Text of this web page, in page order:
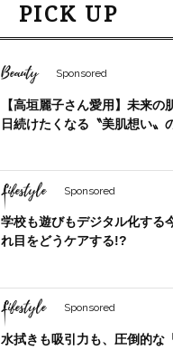
PICK UP
Beauty Sponsored
【高垣麗子さん愛用】未来の
日続けたくなる〝美肌想い〟
Lifestyle Sponsored
学校も遊びもデジタル化する
れ目をどうケアする!?
Lifestyle Sponsored
水拭きも吸引力も、圧倒的な